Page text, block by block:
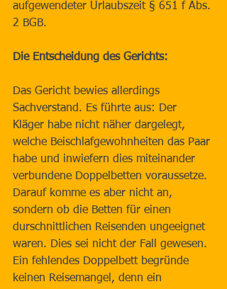
aufgewendeter Urlaubszeit § 651 f Abs.
2 BGB.
Die Entscheidung des Gerichts:
Das Gericht bewies allerdings
Sachverstand. Es führte aus: Der
Kläger habe nicht näher dargelegt,
welche Beischlafgewohnheiten das Paar
habe und inwiefern dies miteinander
verbundene Doppelbetten voraussetze.
Darauf komme es aber nicht an,
sondern ob die Betten für einen
durschnittlichen Reisenden ungeeignet
waren. Dies sei nicht der Fall gewesen.
Ein fehlendes Doppelbett begründe
keinen Reisemangel, denn ein